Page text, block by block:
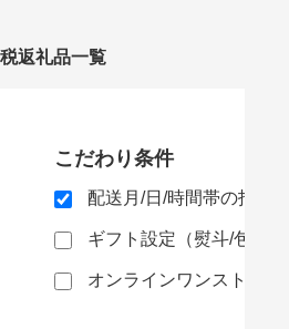
返礼品一覧
こだわり条件
配送月/日/時間帯の指定
ギフト設定（熨斗/包装
オンラインワンストップ